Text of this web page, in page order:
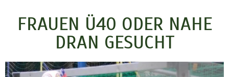
FRAUEN Ü40 ODER NAHE
DRAN GESUCHT